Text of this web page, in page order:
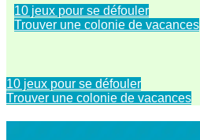
10 jeux pour se défouler
Trouver une colonie de vacances
10 jeux pour se défouler
Trouver une colonie de vacances